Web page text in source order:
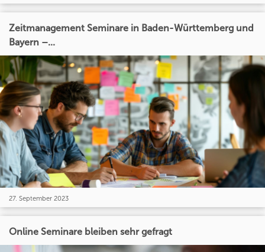
Zeitmanagement Seminare in Baden-Württemberg und
Bayern –...
27. September 2023
Online Seminare bleiben sehr gefragt